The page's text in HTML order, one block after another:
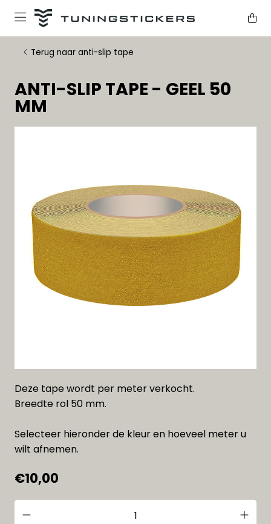
Terug naar anti-slip tape
ANTI-SLIP TAPE - GEEL 50
MM
Deze tape wordt per meter verkocht.
Breedte rol 50 mm.
Selecteer hieronder de kleur en hoeveel meter u
wilt afnemen.
€10,00